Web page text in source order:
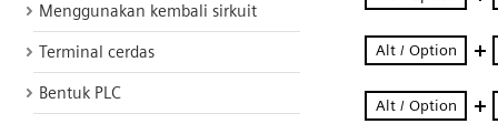
Menggunakan kembali sirkuit
Terminal cerdas
Bentuk PLC